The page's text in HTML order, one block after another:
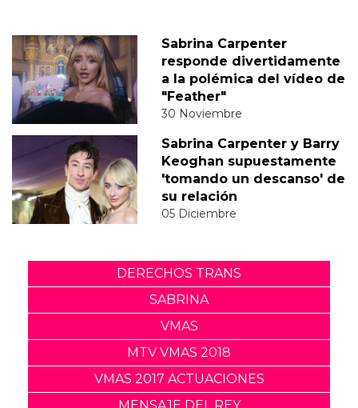
Sabrina Carpenter
responde divertidamente
a la polémica del vídeo de
"Feather"
30 Noviembre
Sabrina Carpenter y Barry
Keoghan supuestamente
'tomando un descanso' de
su relación
05 Diciembre
DERECHOS TRANS
SABRINA
VMAS
MTV VMAS 2018
VMAS 2017 ACTUACIONES